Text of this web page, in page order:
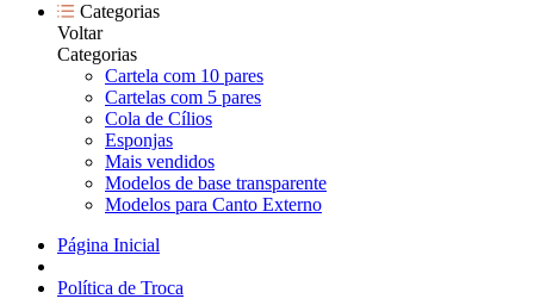
Categorias
Voltar
Categorias
Cartela com 10 pares
Cartelas com 5 pares
Cola de Cílios
Esponjas
Mais vendidos
Modelos de base transparente
Modelos para Canto Externo
Página Inicial
Política de Troca